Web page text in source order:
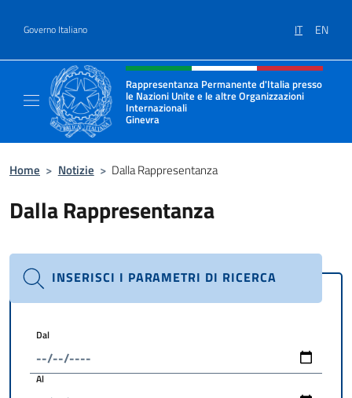
Governo Italiano IT EN
Intestazione sito, social e menù
Rappresentanza Permanente d'Italia presso
le Nazioni Unite e le altre Organizzazioni
Internazionali
Ginevra
Il sito ufficiale della Rappresentanza Onu
Home > Notizie > Dalla Rappresentanza
Dalla Rappresentanza
INSERISCI I PARAMETRI DI RICERCA
Dal
Al